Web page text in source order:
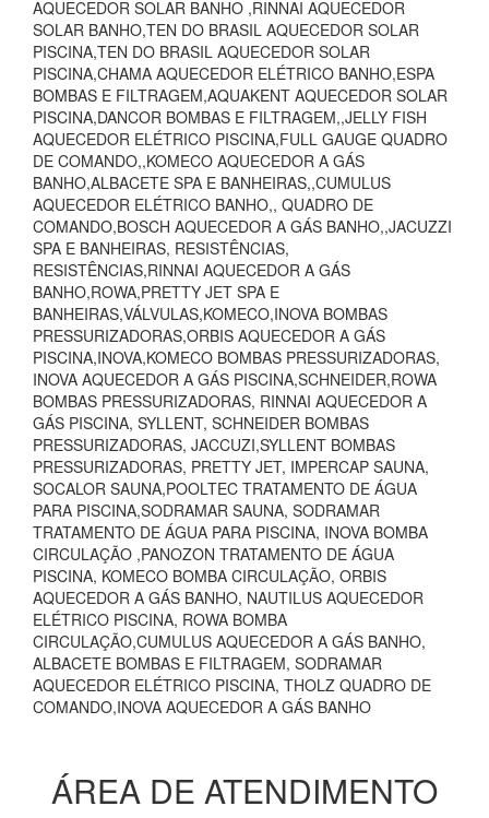
AQUECEDOR SOLAR BANHO ,RINNAI AQUECEDOR
SOLAR BANHO,TEN DO BRASIL AQUECEDOR SOLAR
PISCINA,TEN DO BRASIL AQUECEDOR SOLAR
PISCINA,CHAMA AQUECEDOR ELÉTRICO BANHO,ESPA
BOMBAS E FILTRAGEM,AQUAKENT AQUECEDOR SOLAR
PISCINA,DANCOR BOMBAS E FILTRAGEM,,JELLY FISH
AQUECEDOR ELÉTRICO PISCINA,FULL GAUGE QUADRO
DE COMANDO,,KOMECO AQUECEDOR A GÁS
BANHO,ALBACETE SPA E BANHEIRAS,,CUMULUS
AQUECEDOR ELÉTRICO BANHO,, QUADRO DE
COMANDO,BOSCH AQUECEDOR A GÁS BANHO,,JACUZZI
SPA E BANHEIRAS, RESISTÊNCIAS,
RESISTÊNCIAS,RINNAI AQUECEDOR A GÁS
BANHO,ROWA,PRETTY JET SPA E
BANHEIRAS,VÁLVULAS,KOMECO,INOVA BOMBAS
PRESSURIZADORAS,ORBIS AQUECEDOR A GÁS
PISCINA,INOVA,KOMECO BOMBAS PRESSURIZADORAS,
INOVA AQUECEDOR A GÁS PISCINA,SCHNEIDER,ROWA
BOMBAS PRESSURIZADORAS, RINNAI AQUECEDOR A
GÁS PISCINA, SYLLENT, SCHNEIDER BOMBAS
PRESSURIZADORAS, JACCUZI,SYLLENT BOMBAS
PRESSURIZADORAS, PRETTY JET, IMPERCAP SAUNA,
SOCALOR SAUNA,POOLTEC TRATAMENTO DE ÁGUA
PARA PISCINA,SODRAMAR SAUNA, SODRAMAR
TRATAMENTO DE ÁGUA PARA PISCINA, INOVA BOMBA
CIRCULAÇÃO ,PANOZON TRATAMENTO DE ÁGUA
PISCINA, KOMECO BOMBA CIRCULAÇÃO, ORBIS
AQUECEDOR A GÁS BANHO, NAUTILUS AQUECEDOR
ELÉTRICO PISCINA, ROWA BOMBA
CIRCULAÇÃO,CUMULUS AQUECEDOR A GÁS BANHO,
ALBACETE BOMBAS E FILTRAGEM, SODRAMAR
AQUECEDOR ELÉTRICO PISCINA, THOLZ QUADRO DE
COMANDO,INOVA AQUECEDOR A GÁS BANHO
ÁREA DE ATENDIMENTO